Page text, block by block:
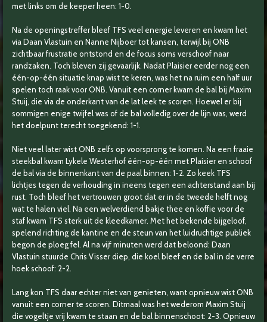
met links om de keeper heen: 1-0.
Na de openingstreffer bleef TFS veel energie leveren en kwam het
via Daan Vlastuin en Nanne Nijboer tot kansen, terwijl bij ONB
zichtbaar frustratie ontstond en de focus soms verschoof naar
randzaken. Toch bleven zij gevaarlijk. Nadat Plaisier eerder nog een
één-op-één situatie knap wist te keren, was het na ruim een half uur
spelen toch raak voor ONB. Vanuit een corner kwam de bal bij Maxim
Stuij, die via de onderkant van de lat leek te scoren. Hoewel er bij
sommigen enige twijfel was of de bal volledig over de lijn was, werd
het doelpunt terecht toegekend: 1-1.
Niet veel later wist ONB zelfs op voorsprong te komen. Na een fraaie
steekbal kwam Lykele Westerhof één-op-één met Plaisier en schoof
de bal via de binnenkant van de paal binnen: 1-2. Zo keek TFS
lichtjes tegen de verhouding in ineens tegen een achterstand aan bij
rust. Toch bleef het vertrouwen groot dat er in de tweede helft nog
wat te halen viel. Na een welverdiend bakje thee en koffie voor de
staf kwam TFS sterk uit de kleedkamer. Met het bekende bijgeloof,
spelend richting de kantine en de steun van het luidruchtige publiek
begon de ploeg fel. Al na vijf minuten werd dat beloond: Daan
Vlastuin stuurde Chris Visser diep, die koel bleef en de bal in de verre
hoek schoof: 2-2.
Lang kon TFS daar echter niet van genieten, want opnieuw wist ONB
vanuit een corner te scoren. Ditmaal was het wederom Maxim Stuij
die vogeltje vrij kwam te staan en de bal binnenschoot: 2-3. Opnieuw